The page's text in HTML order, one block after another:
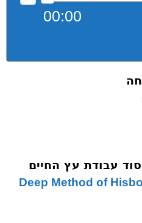
00:00
008 Deep Method of